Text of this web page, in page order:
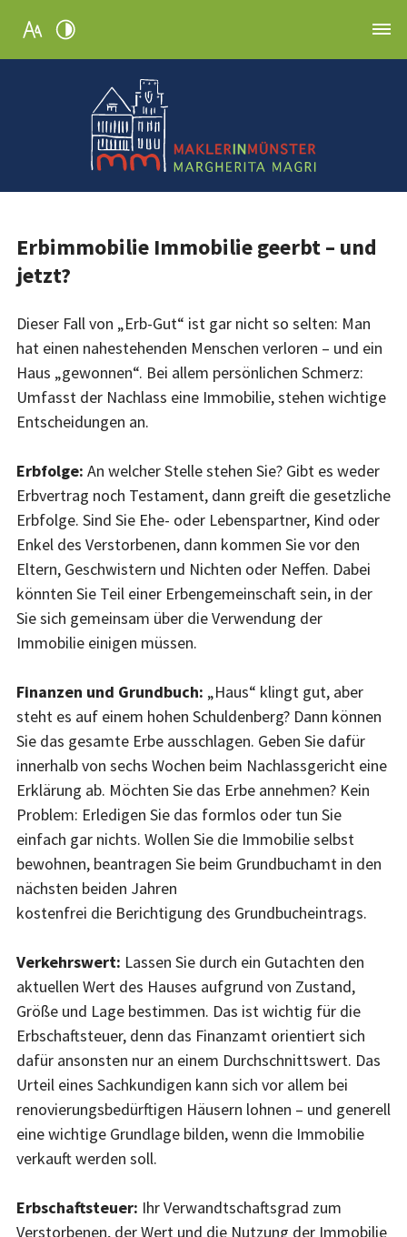
Erbimmobilie Immobilie geerbt – und
jetzt?
Dieser Fall von „Erb-Gut“ ist gar nicht so selten: Man
hat einen nahestehenden Menschen verloren – und ein
Haus „gewonnen“. Bei allem persönlichen Schmerz:
Umfasst der Nachlass eine Immobilie, stehen wichtige
Entscheidungen an.
Erbfolge: An welcher Stelle stehen Sie? Gibt es weder
Erbvertrag noch Testament, dann greift die gesetzliche
Erbfolge. Sind Sie Ehe- oder Lebenspartner, Kind oder
Enkel des Verstorbenen, dann kommen Sie vor den
Eltern, Geschwistern und Nichten oder Neffen. Dabei
könnten Sie Teil einer Erbengemeinschaft sein, in der
Sie sich gemeinsam über die Verwendung der
Immobilie einigen müssen.
Finanzen und Grundbuch: „Haus“ klingt gut, aber
steht es auf einem hohen Schuldenberg? Dann können
Sie das gesamte Erbe ausschlagen. Geben Sie dafür
innerhalb von sechs Wochen beim Nachlassgericht eine
Erklärung ab. Möchten Sie das Erbe annehmen? Kein
Problem: Erledigen Sie das formlos oder tun Sie
einfach gar nichts. Wollen Sie die Immobilie selbst
bewohnen, beantragen Sie beim Grundbuchamt in den
nächsten beiden Jahren
kostenfrei die Berichtigung des Grundbucheintrags.
Verkehrswert: Lassen Sie durch ein Gutachten den
aktuellen Wert des Hauses aufgrund von Zustand,
Größe und Lage bestimmen. Das ist wichtig für die
Erbschaftsteuer, denn das Finanzamt orientiert sich
dafür ansonsten nur an einem Durchschnittswert. Das
Urteil eines Sachkundigen kann sich vor allem bei
renovierungsbedürftigen Häusern lohnen – und generell
eine wichtige Grundlage bilden, wenn die Immobilie
verkauft werden soll.
Erbschaftsteuer: Ihr Verwandtschaftsgrad zum
Verstorbenen, der Wert und die Nutzung der Immobilie